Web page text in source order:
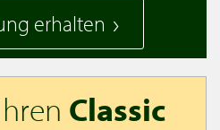
erhalten
Classic